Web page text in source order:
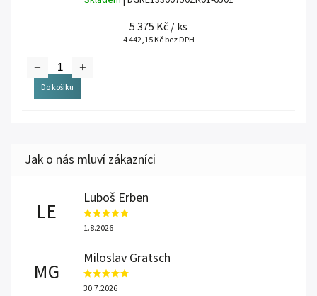
5 375 Kč/ ks
4 442,15 Kč bez DPH
Do košíku
LE
Luboš Erben
1.8.2026
MG
Miloslav Gratsch
30.7.2026